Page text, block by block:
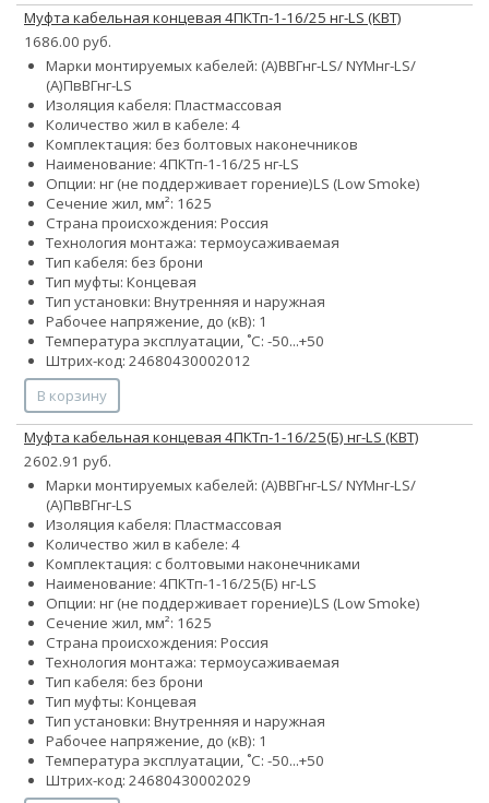
Муфта кабельная концевая 4ПКТп-1-16/25 нг-LS (КВТ)
1686.00 руб.
Марки монтируемых кабелей: (А)ВВГнг-LS/ NYMнг-LS/
(А)ПвВГнг-LS
Изоляция кабеля: Пластмассовая
Количество жил в кабеле: 4
Комплектация: без болтовых наконечников
Наименование: 4ПКТп-1-16/25 нг-LS
Опции: нг (не поддерживает горение)LS (Low Smoke)
Сечение жил, мм²: 1625
Страна происхождения: Россия
Технология монтажа: термоусаживаемая
Тип кабеля: без брони
Тип муфты: Концевая
Тип установки: Внутренняя и наружная
Рабочее напряжение, до (кВ): 1
Температура эксплуатации, ˚С: -50...+50
Штрих-код: 24680430002012
В корзину
Муфта кабельная концевая 4ПКТп-1-16/25(Б) нг-LS (КВТ)
2602.91 руб.
Марки монтируемых кабелей: (А)ВВГнг-LS/ NYMнг-LS/
(А)ПвВГнг-LS
Изоляция кабеля: Пластмассовая
Количество жил в кабеле: 4
Комплектация: с болтовыми наконечниками
Наименование: 4ПКТп-1-16/25(Б) нг-LS
Опции: нг (не поддерживает горение)LS (Low Smoke)
Сечение жил, мм²: 1625
Страна происхождения: Россия
Технология монтажа: термоусаживаемая
Тип кабеля: без брони
Тип муфты: Концевая
Тип установки: Внутренняя и наружная
Рабочее напряжение, до (кВ): 1
Температура эксплуатации, ˚С: -50...+50
Штрих-код: 24680430002029